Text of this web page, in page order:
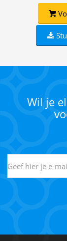
Wil je